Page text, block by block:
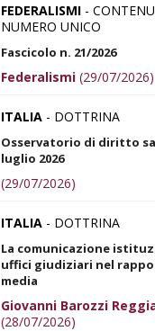
FEDERALISMI -
NUMERO UNICO
Fascicolo n. 21/2026
Federalismi (29/07/2026)
ITALIA - DOTTRINA
Osservatorio di diritto
luglio 2026
(29/07/2026)
ITALIA - DOTTRINA
La comunicazione
uffici giudiziari nel
media
Giovanni Barozzi
(28/07/2026)